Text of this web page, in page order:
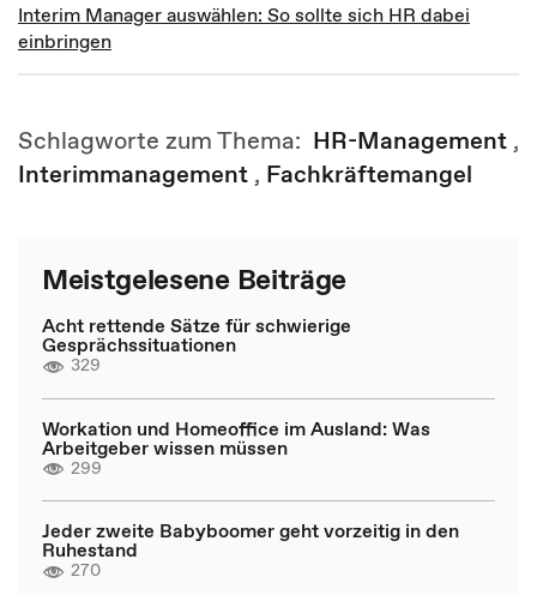
Interim Manager auswählen: So sollte sich HR dabei
einbringen
Schlagworte zum Thema: HR-Management ,
Interimmanagement , Fachkräftemangel
Meistgelesene Beiträge
Acht rettende Sätze für schwierige
Gesprächssituationen
329
Workation und Homeoffice im Ausland: Was
Arbeitgeber wissen müssen
299
Jeder zweite Babyboomer geht vorzeitig in den
Ruhestand
270